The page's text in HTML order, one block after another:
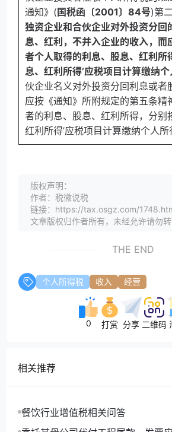
通知》( 国税函〔2001〕84号)第
独资企业和合伙企业对外投资分回
息、红利，不并入企业的收入，而
者个人取得的利息、股息、红利所
息、红利所得’应税项目计算缴纳个
伙企业名义对外投资分回利息或者
应按《通知》所附规定的第五条精
者的利息、股息、红利所得，分别
红利所得’应税项目计算缴纳个人所
版权声明：
作者：税微说税
链接：https://tax.osgz.com/
文章版权归作者所有，未经允许请勿转
THE END
个人所得税 收入 经营
0 打赏 分享 二维码
相关推荐
餐饮行业增值税相关问答